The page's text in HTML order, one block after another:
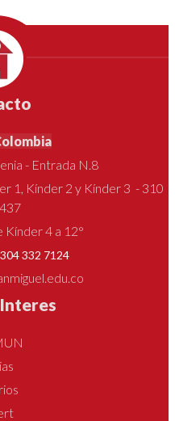
- Entrada N.8
1, Kínder 2 y Kínder 3 - 310
Kínder 4 a 12°
332 7124